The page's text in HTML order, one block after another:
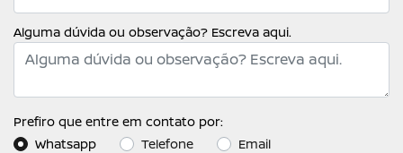
Alguma dúvida ou observação? Escreva aqui.
Prefiro que entre em contato por:
Whatsapp
Telefone Email